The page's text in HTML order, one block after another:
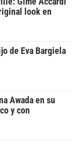
look en
de Eva Bargiela
Awada en su
y con